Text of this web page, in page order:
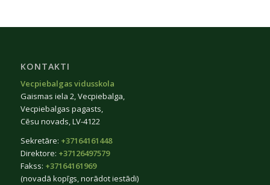
KONTAKTI
Vecpiebalgas vidusskola
Gaismas iela 2, Vecpiebalga,
Vecpiebalgas pagasts,
Cēsu novads, LV-4122
Sekretāre: +37164161448
Direktore: +37126497579
Fakss: +37164161969
(novadā kopīgs, norādot iestādi)